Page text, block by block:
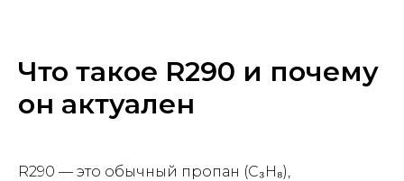
Что такое R290 и почему
он актуален
R290 — это обычный пропан (C₃H₈),